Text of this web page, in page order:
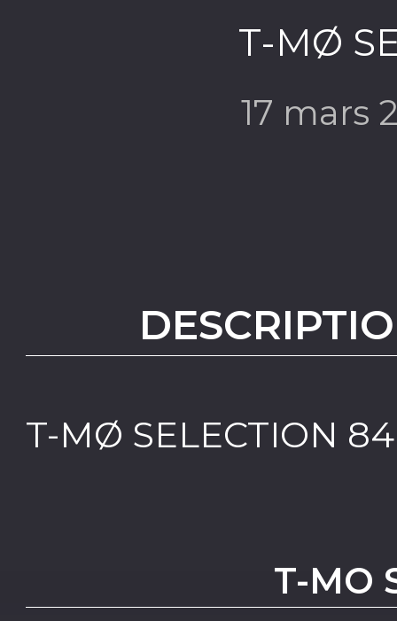
T-MØ
17 mars
T-MØ SELECTION 84
T-MO